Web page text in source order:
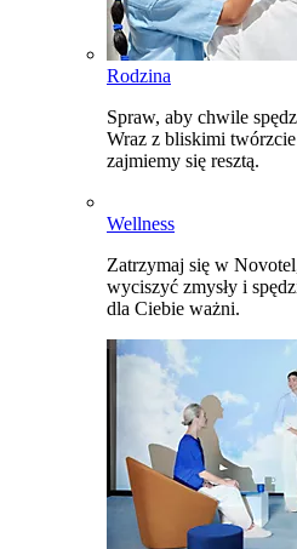
Rodzina
Spraw, aby chwile
Wraz z bliskimi
zajmiemy się resztą.
Wellness
Zatrzymaj się w
wyciszyć zmysły i
dla Ciebie ważni.